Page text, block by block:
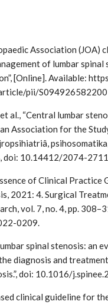
Association (JOA)
of lumbar spinal
[Online]. Available:
pii/
al., “Central lumbar
Association for the
doi: 10.14412/2074-
of Clinical Practice
2021: 4. Surgical
vol. 7, no. 4, pp.
0209.
spinal stenosis: an
diagnosis and
doi: 10.1016/
clinical guideline for